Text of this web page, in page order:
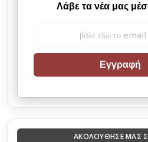
Λάβε τα νέα μας
Εγγραφή
ΑΚΟΛΟΎΘΗΣΈ ΜΑΣ